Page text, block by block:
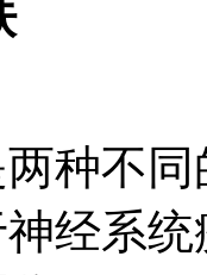
种不
经系